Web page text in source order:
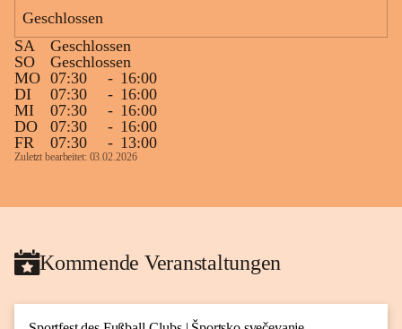
Geschlossen
SA
Geschlossen
SO
Geschlossen
MO 07:30 - 16:00
DI
07:30 - 16:00
MI
07:30 - 16:00
DO
07:30 - 16:00
FR
07:30 - 13:00
Zuletzt bearbeitet: 03.02.2026
Kommende Veranstaltungen